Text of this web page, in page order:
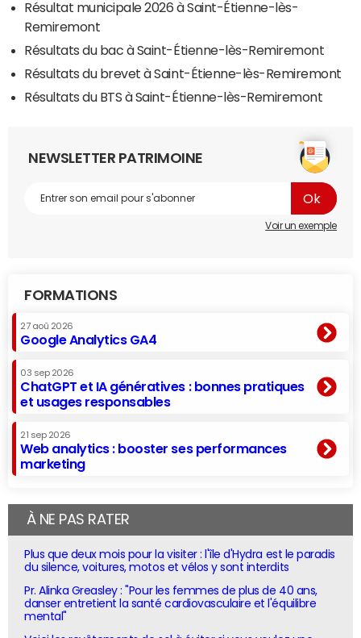
Résultat municipale 2026 à Saint-Étienne-lès-
Remiremont
Résultats du bac à Saint-Étienne-lès-Remiremont
Résultats du brevet à Saint-Étienne-lès-Remiremont
Résultats du BTS à Saint-Étienne-lès-Remiremont
NEWSLETTER PATRIMOINE
Voir un exemple
FORMATIONS
27 aoû 2026
Google Analytics GA4
03 sep 2026
ChatGPT et IA génératives : bonnes pratiques
et usages responsables
21 sep 2026
Web analytics : booster ses performances
marketing
À NE PAS RATER
Plus que deux mois pour la visiter : l'île d'Hydra est le paradis
du silence, voitures, motos et vélos y sont interdits
Pr. Alinka Greasley : "Pour les femmes de plus de 40 ans,
danser entretient la santé cardiovasculaire et l'équilibre
mental"